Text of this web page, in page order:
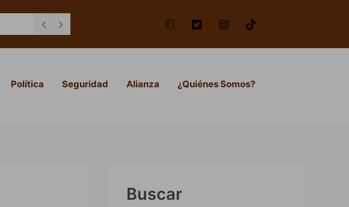
Política Seguridad Alianza ¿Quiénes Somos?
Buscar